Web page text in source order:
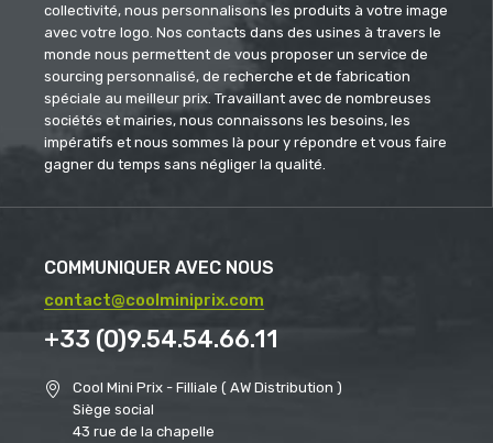
collectivité, nous personnalisons les produits à votre image
avec votre logo. Nos contacts dans des usines à travers le
monde nous permettent de vous proposer un service de
sourcing personnalisé, de recherche et de fabrication
spéciale au meilleur prix. Travaillant avec de nombreuses
sociétés et mairies, nous connaissons les besoins, les
impératifs et nous sommes là pour y répondre et vous faire
gagner du temps sans négliger la qualité.
COMMUNIQUER AVEC NOUS
contact@coolminiprix.com
+33 (0)9.54.54.66.11
Cool Mini Prix - Filliale ( AW Distribution )
Siège social
43 rue de la chapelle